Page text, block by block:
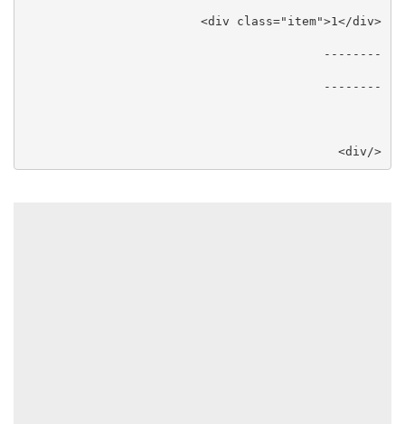
<div class="item">1</div>
--------
--------
</div>